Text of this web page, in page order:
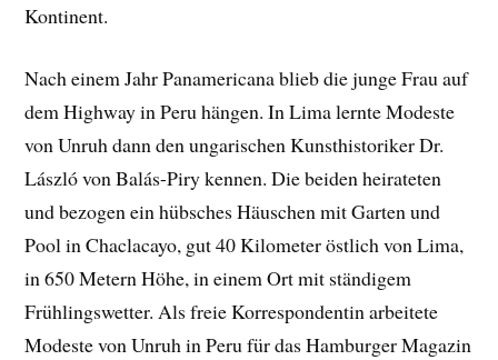
Kontinent.
Nach einem Jahr Panamericana blieb die junge Frau auf
dem Highway in Peru hängen. In Lima lernte Modeste
von Unruh dann den ungarischen Kunsthistoriker Dr.
László von Balás-Piry kennen. Die beiden heirateten
und bezogen ein hübsches Häuschen mit Garten und
Pool in Chaclacayo, gut 40 Kilometer östlich von Lima,
in 650 Metern Höhe, in einem Ort mit ständigem
Frühlingswetter. Als freie Korrespondentin arbeitete
Modeste von Unruh in Peru für das Hamburger Magazin